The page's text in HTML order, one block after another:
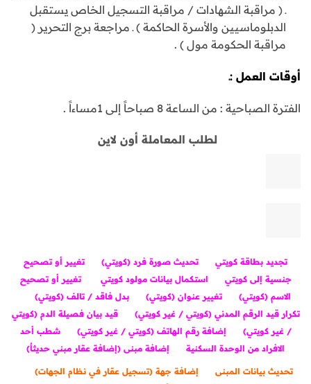
ـ ( مراقبة الشهادات / مراقبة التسجيل الخاص يستقبل
الدبلوماسيين والأسرة الحاكمة ) ـ مراجعة برج التحرير (
مراقبة الحكومة مول ) .
أوقات العمل :ـ
الفترة الصباحية : من الساعة 8 صباحاً إلى 1مساءاً .
لطلب المعاملة أون لاين
تجديد بطاقة كويتي تحديث صورة فرد (كويتي)
تغيير أو تصحيح
جنسية إلى كويتي
استكمال بيانات مولود كويتي
تغيير أو تصحيح
الاسم (كويتي)
تغيير عنوان (كويتي)
بدل فاقد / تالف (كويتي)
تكرار قيد الرقم المدني (كويتي / غير كويتي)
قيد بيان فصيلة الدم (كويتي
/ غير كويتي)
إضافة رقم الهاتف (كويتي / غير كويتي)
شطب أحد
الافراد من الوحدة السكنية
إضافة مبنى (إضافة عقار مبني حديثاٌ)
تحديث بيانات المبنى
إضافة جهة (تسجيل عقار في نظام الجهات)